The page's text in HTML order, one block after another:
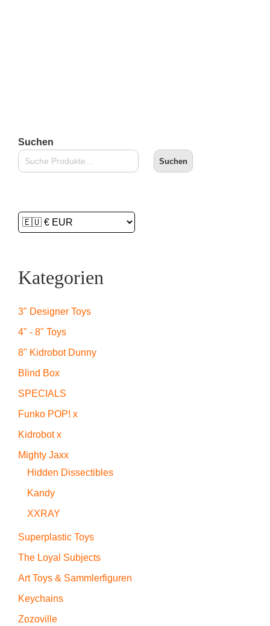
Suchen
Suchen
Kategorien
3" Designer Toys
4" - 8" Toys
8" Kidrobot Dunny
Blind Box
SPECIALS
Funko POP! x
Kidrobot x
Mighty Jaxx
Hidden Dissectibles
Kandy
XXRAY
Superplastic Toys
The Loyal Subjects
Art Toys & Sammlerfiguren
Keychains
Zozoville